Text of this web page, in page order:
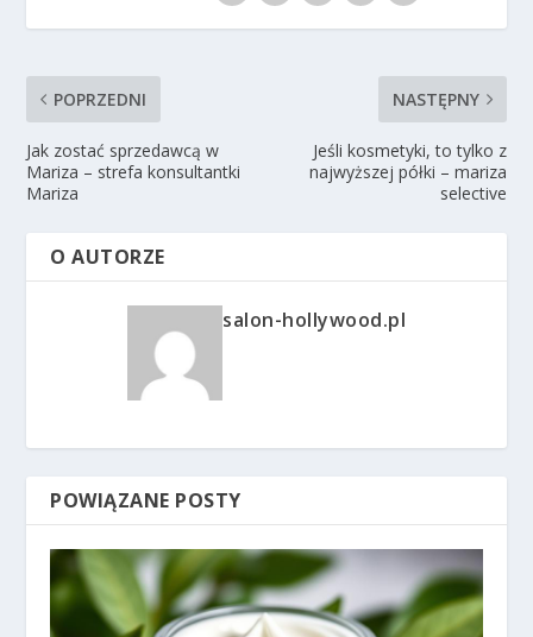
POPRZEDNI
Jak zostać sprzedawcą w
Mariza – strefa konsultantki
Mariza
NASTĘPNY
Jeśli kosmetyki, to tylko z
najwyższej półki – mariza
selective
O AUTORZE
salon-hollywood.pl
POWIĄZANE POSTY